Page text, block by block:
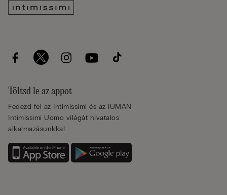
Töltsd le az appot
Fedezd fel az Intimissimi és az IUMAN
Intimissimi Uomo világát hivatalos
alkalmazásunkkal.